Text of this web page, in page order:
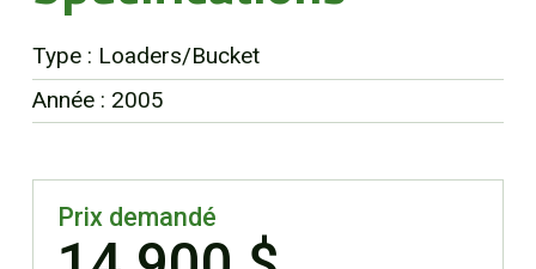
Type : Loaders/Bucket
Année : 2005
Prix demandé
EN